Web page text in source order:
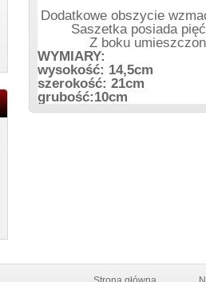
Dodatkowe obszycie
Saszetka posiada
Z boku
WYMIARY:
wysokość: 14,5cm
szerokość: 21cm
grubość:10cm